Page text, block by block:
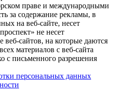
праве и международными
за содержание рекламы, в
на веб-сайте, несет
не несет
веб-сайтов, на которые даются
материалов с веб-сайта
с письменного разрешения
персональных данных